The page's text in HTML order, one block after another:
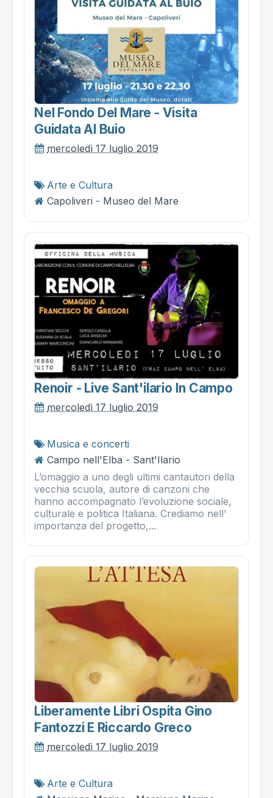
Nel Fondo Del Mare - Visita
Guidata Al Buio
mercoledì 17 luglio 2019
Arte e Cultura
Capoliveri - Museo del Mare
Renoir - Live Sant'ilario In Campo
mercoledì 17 luglio 2019
Musica e concerti
Campo nell'Elba - Sant'Ilario
L’omaggio a uno degli ultimi cantautori della
vecchia scuola, autore di canzoni che
hanno accompagnato l’evoluzione sociale,
culturale e politica Italiana. Crediamo nell’
importanza del progetto,...
Liberamente Libri Ospita Gino
Fantozzi E Riccardo Greco
mercoledì 17 luglio 2019
Arte e Cultura